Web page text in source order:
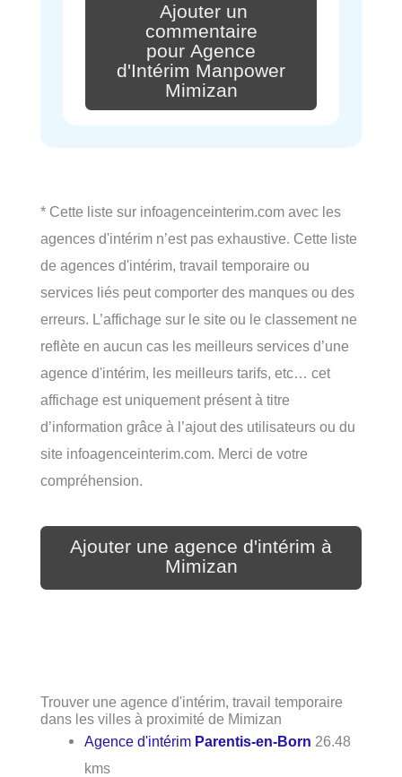
Ajouter un
commentaire
pour Agence
d'Intérim Manpower
Mimizan
* Cette liste sur infoagenceinterim.com avec les
agences d'intérim n’est pas exhaustive. Cette liste
de agences d'intérim, travail temporaire ou
services liés peut comporter des manques ou des
erreurs. L’affichage sur le site ou le classement ne
reflète en aucun cas les meilleurs services d’une
agence d'intérim, les meilleurs tarifs, etc… cet
affichage est uniquement présent à titre
d’information grâce à l’ajout des utilisateurs ou du
site infoagenceinterim.com. Merci de votre
compréhension.
Ajouter une agence d'intérim à
Mimizan
Trouver une agence d'intérim, travail temporaire
dans les villes à proximité de Mimizan
Agence d'intérim Parentis-en-Born 26.48
kms